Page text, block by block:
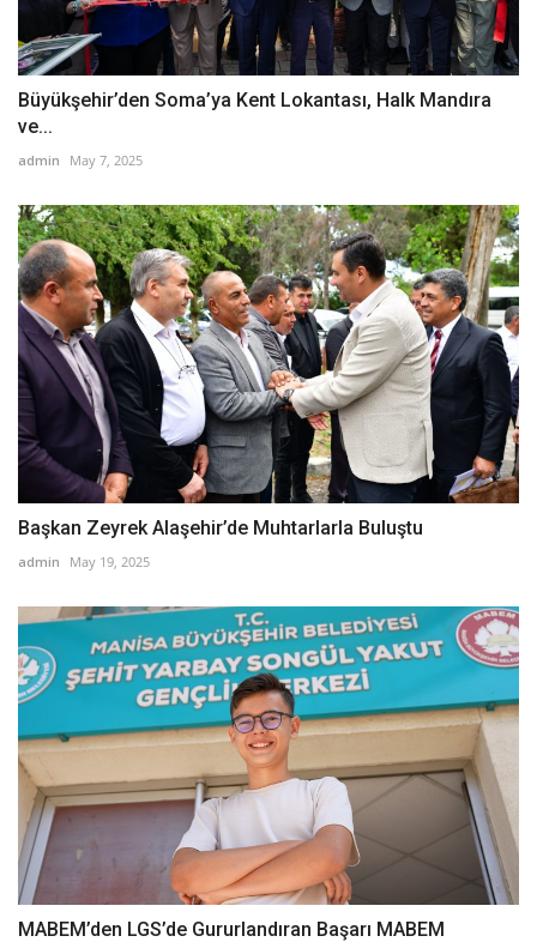
Büyükşehir’den Soma’ya Kent Lokantası, Halk Mandıra
ve...
admin May 7, 2025
Başkan Zeyrek Alaşehir’de Muhtarlarla Buluştu
admin May 19, 2025
MABEM’den LGS’de Gururlandıran Başarı MABEM